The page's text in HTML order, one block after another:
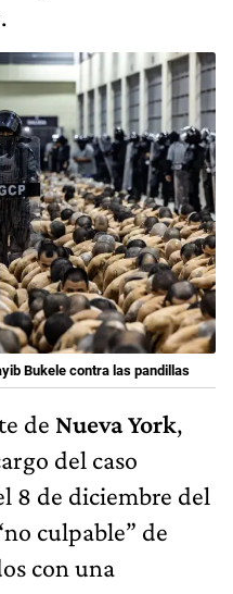
Bukele contra las pandillas
de Nueva York,
del caso
8 de diciembre del
culpable” de
con una